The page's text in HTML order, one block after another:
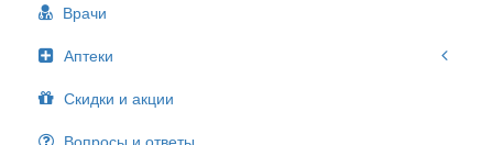
Врачи
Аптеки
Скидки и акции